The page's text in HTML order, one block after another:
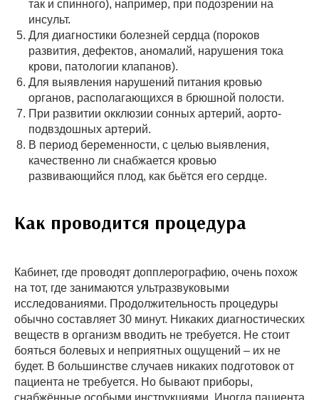
так и спинного), например, при подозрении на
инсульт.
Для диагностики болезней сердца (пороков
развития, дефектов, аномалий, нарушения тока
крови, патологии клапанов).
Для выявления нарушений питания кровью
органов, располагающихся в брюшной полости.
При развитии окклюзии сонных артерий, аорто-
подвздошных артерий.
В период беременности, с целью выявления,
качественно ли снабжается кровью
развивающийся плод, как бьётся его сердце.
Как проводится процедура
Кабинет, где проводят допплерографию, очень похож
на тот, где занимаются ультразвуковыми
исследованиями. Продолжительность процедуры
обычно составляет 30 минут. Никаких диагностических
веществ в организм вводить не требуется. Не стоит
бояться болевых и неприятных ощущений – их не
будет. В большинстве случаев никаких подготовок от
пациента не требуется. Но бывают приборы,
снабжённые особыми инструкциями. Иногда пациента